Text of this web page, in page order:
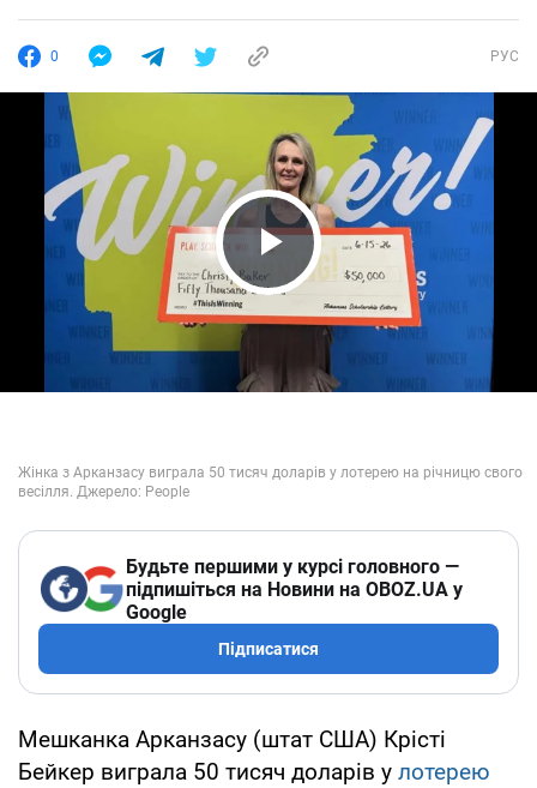
0 РУС
Play Video
Будьте першими у курсі головного —
підпишіться на Новини на OBOZ.UA у
Google
Підписатися
Мешканка Арканзасу (штат США) Крісті
Бейкер виграла 50 тисяч доларів у лотерею